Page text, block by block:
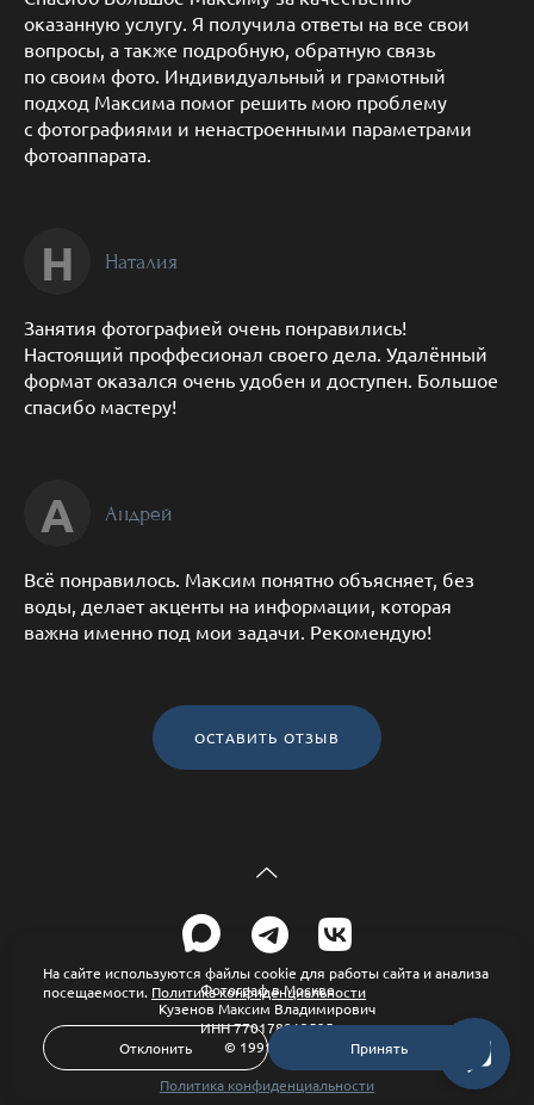
оказанную услугу. Я получила ответы на все свои
вопросы, а также подробную, обратную связь
по своим фото. Индивидуальный и грамотный
подход Максима помог решить мою проблему
с фотографиями и ненастроенными параметрами
фотоаппарата.
Н Наталия
Занятия фотографией очень понравились!
Настоящий проффесионал своего дела. Удалённый
формат оказался очень удобен и доступен. Большое
спасибо мастеру!
А Андрей
Всё понравилось. Максим понятно объясняет, без
воды, делает акценты на информации, которая
важна именно под мои задачи. Рекомендую!
ОСТАВИТЬ ОТЗЫВ
Фотограф в Москве
Кузенов Максим Владимирович
ИНН 770178913525
© 1991-2026
Политика конфиденциальности
На сайте используются файлы cookie для работы сайта и анализа
посещаемости. Политика конфиденциальности
Отклонить Принять